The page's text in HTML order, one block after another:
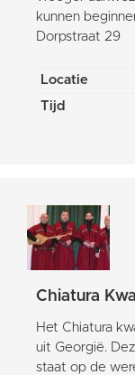
kunnen
Dorpstraat 29
Locatie
Tijd
Chiatura
Het Chiatura
uit Georgië.
staat op de